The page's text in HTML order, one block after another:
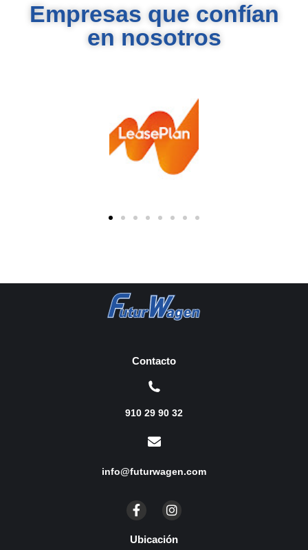
Empresas que confían
en nosotros
Contacto
910 29 90 32
info@futurwagen.com
Ubicación